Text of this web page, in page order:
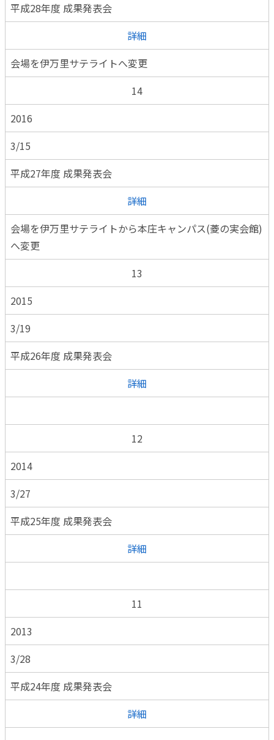
平成28年度 成果発表会
詳細
会場を伊万里サテライトへ変更
14
2016
3/15
平成27年度 成果発表会
詳細
会場を伊万里サテライトから本庄キャンパス(菱の実会館)
へ変更
13
2015
3/19
平成26年度 成果発表会
詳細
12
2014
3/27
平成25年度 成果発表会
詳細
11
2013
3/28
平成24年度 成果発表会
詳細